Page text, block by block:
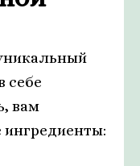
себе
вам